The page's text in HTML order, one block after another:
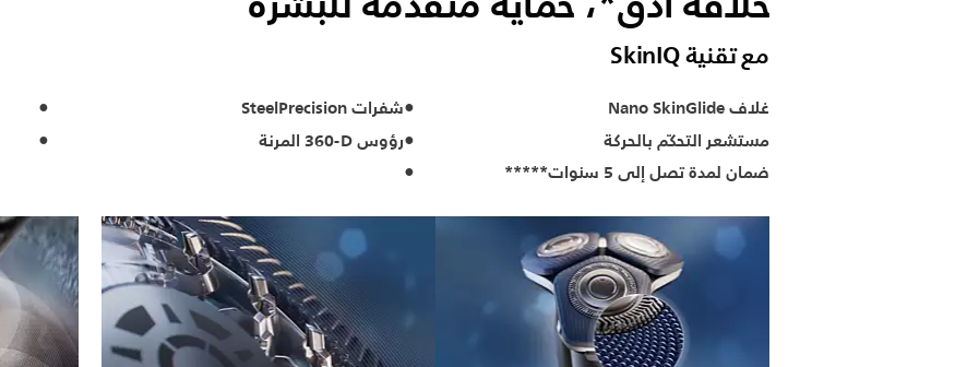
مع تقنية SkinIQ
غلاف Nano SkinGlide
شفرات SteelPrecision
مستشعر التحكّم بالحركة
رؤوس ‎360-D‎ المرنة
ضمان لمدة تصل إلى 5 سنوات*****